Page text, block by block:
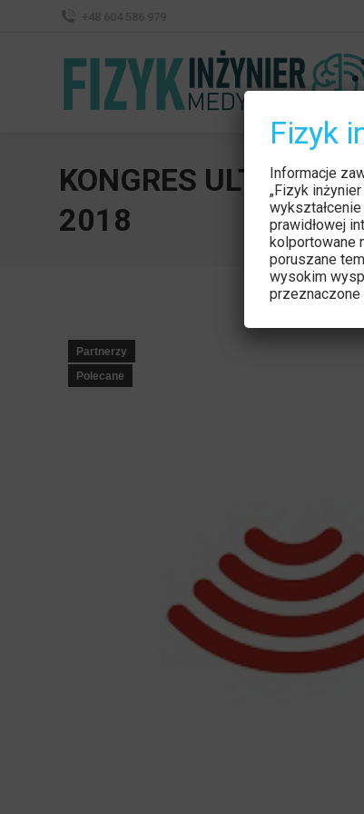
KONGRES
2018
Partnerzy
Polecane
Fizyk
Informacje
„Fizyk
prawidłowej
kolportowane
poruszane
wysokim